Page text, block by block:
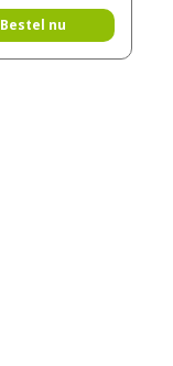
Bestel nu